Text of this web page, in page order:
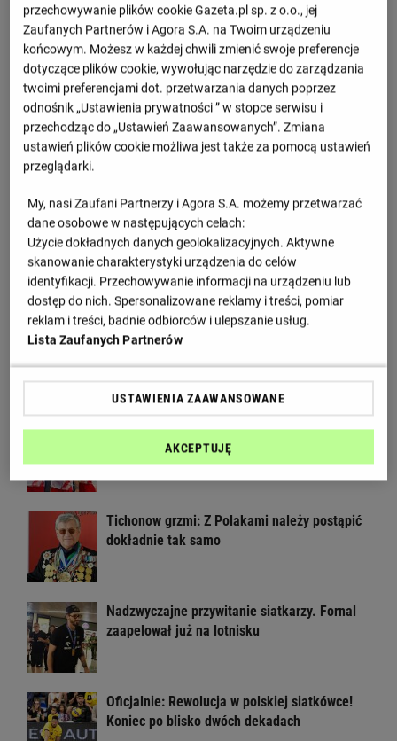
3.set -23 : 25
Informacje o meczu
European Championship Grp. A
Poniedziałek 21.08.2023, godzina 18:00
Wiadomości
Rosjanie zrezygnowali z MŚ w Polsce. Jest
reakcja FIVB. Specjalne traktowanie
W Rosji zawrzało. "Polska stawia
Polacy wyjazd do Chin zapamiętają na długo.
"Cztery minuty przed lądowaniem"
Tichonow grzmi: Z Polakami należy postąpić
dokładnie tak samo
Nadzwyczajne przywitanie siatkarzy. Fornal
zaapelował już na lotnisku
Oficjalnie: Rewolucja w polskiej siatkówce!
Koniec po blisko dwóch dekadach
przechowywanie plików cookie Gazeta.pl sp. z o.o., jej
Zaufanych Partnerów i Agora S.A. na Twoim urządzeniu
końcowym. Możesz w każdej chwili zmienić swoje preferencje
dotyczące plików cookie, wywołując narzędzie do zarządzania
twoimi preferencjami dot. przetwarzania danych poprzez
odnośnik „Ustawienia prywatności ” w stopce serwisu i
przechodząc do „Ustawień Zaawansowanych”. Zmiana
ustawień plików cookie możliwa jest także za pomocą ustawień
przeglądarki.
My, nasi Zaufani Partnerzy i Agora S.A. możemy przetwarzać
dane osobowe w następujących celach:
Użycie dokładnych danych geolokalizacyjnych. Aktywne
skanowanie charakterystyki urządzenia do celów
identyfikacji. Przechowywanie informacji na urządzeniu lub
dostęp do nich. Spersonalizowane reklamy i treści, pomiar
reklam i treści, badnie odbiorców i ulepszanie usług.
Lista Zaufanych Partnerów
USTAWIENIA ZAAWANSOWANE
AKCEPTUJĘ